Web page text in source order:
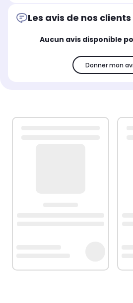
Les avis de nos clients
Aucun avis disponible
Donner mon